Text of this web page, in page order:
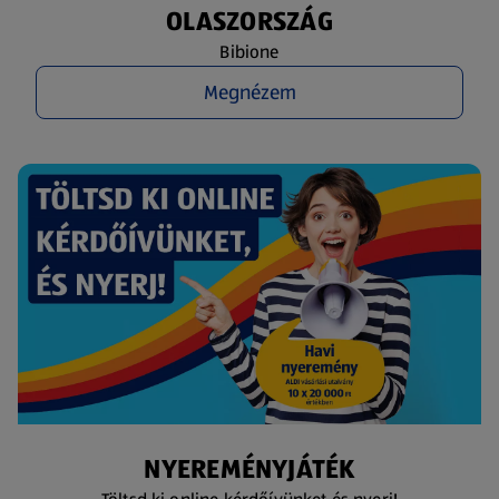
OLASZORSZÁG
Bibione
Megnézem
NYEREMÉNYJÁTÉK